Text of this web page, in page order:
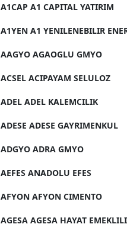
A1CAP A1 CAPITAL YATIRIM
A1YEN A1 YENILENEBILIR
AAGYO AGAOGLU GMYO
ACSEL ACIPAYAM SELULOZ
ADEL ADEL KALEMCILIK
ADESE ADESE GAYRIMENKUL
ADGYO ADRA GMYO
AEFES ANADOLU EFES
AFYON AFYON CIMENTO
AGESA AGESA HAYAT